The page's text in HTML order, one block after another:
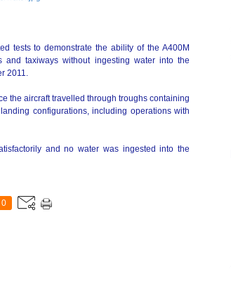
tests to demonstrate the ability of the A400M
taxiways without ingesting water into the
2011.
the aircraft travelled through troughs containing
configurations, including operations with
and no water was ingested into the
0